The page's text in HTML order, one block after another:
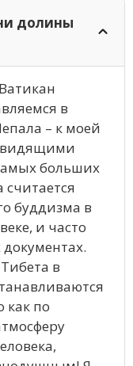
долины
в
– к моей
больших
буддизма в
и часто
в
как по